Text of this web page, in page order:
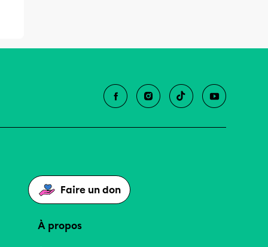
Faire un don
À propos